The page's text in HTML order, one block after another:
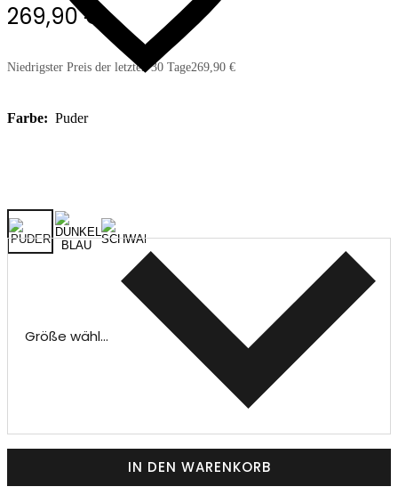
269,90 €
Niedrigster Preis der letzten 30 Tage269,90 €
Farbe: Puder
Größe wählen
IN DEN WARENKORB